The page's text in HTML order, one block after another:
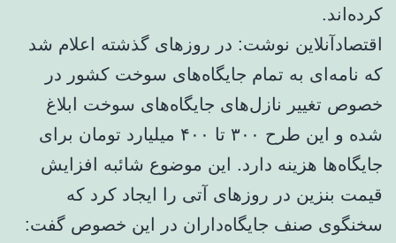
کرده‌اند.
اقتصادآنلاین نوشت: در روزهای گذشته اعلام شد
که نامه‌ای به تمام جایگاه‌های سوخت کشور در
خصوص تغییر نازل‌های جایگاه‌های سوخت ابلاغ
شده و این طرح ۳۰۰ تا ۴۰۰ میلیارد تومان برای
جایگاه‌ها هزینه دارد. این موضوع شائبه افزایش
قیمت بنزین در روزهای آتی را ایجاد کرد که
سخنگوی صنف جایگاه‌داران در این خصوص گفت: